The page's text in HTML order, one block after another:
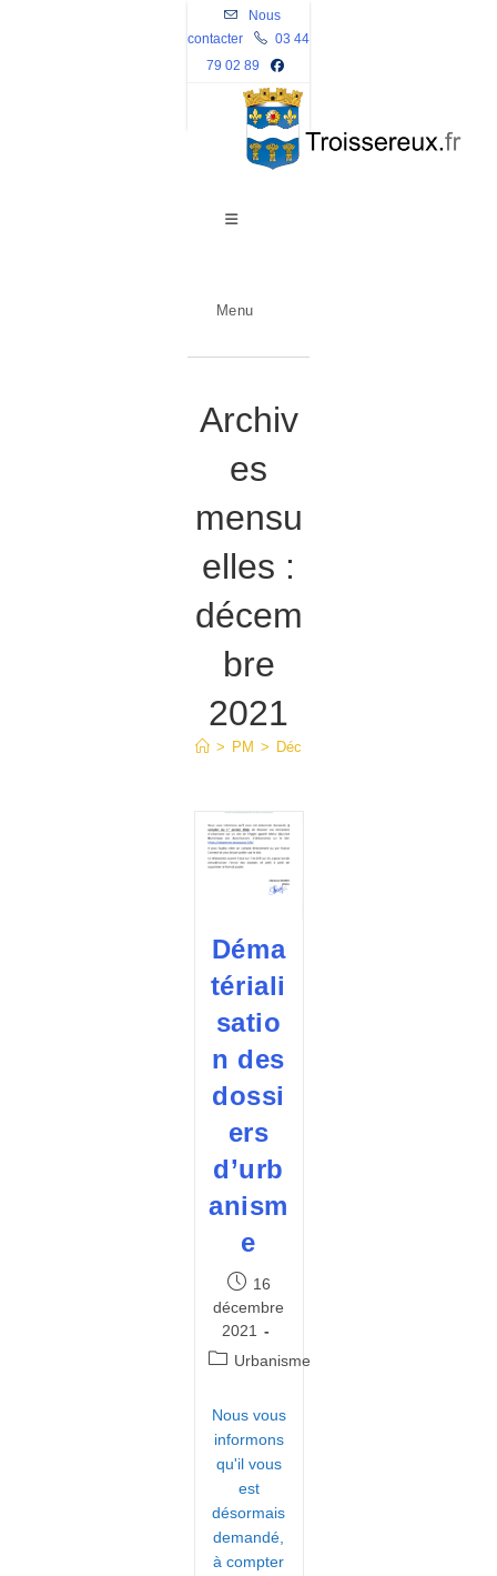
Skip
to
content
Nous
contacter
03 44
79 02 89
Menu
Archiv
es
mensu
elles :
décem
bre
2021
> PM > Déc
Déma
tériali
satio
n des
dossi
ers
d’urb
anism
e
Publication
publiée :
16
décembre
2021
PostUrbanisme
Nous vous
informons
qu'il vous
est
désormais
demandé,
à compter